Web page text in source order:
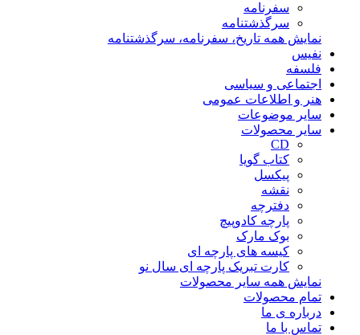
سفرنامه
سرگذشتنامه
نمایش همه تاریخ، سفرنامه، سرگذشتنامه
نفیس
فلسفه
اجتماعی و سیاسی
هنر و اطلاعات عمومی
سایر موضوعات
سایر محصولات
CD
کتاب گویا
پیکسل
نقشه
دفترچه
پارچه کادوپیچ
بوک مارک
کیسه های پارچه ای
کارت تبریک پارچه ای سال نو
نمایش همه سایر محصولات
تمام محصولات
درباره ی ما
تماس با ما